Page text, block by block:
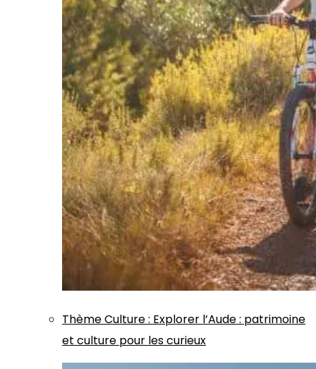
ThèmeCulture: Explorer l’Aude : patrimoine
et culture pour les curieux